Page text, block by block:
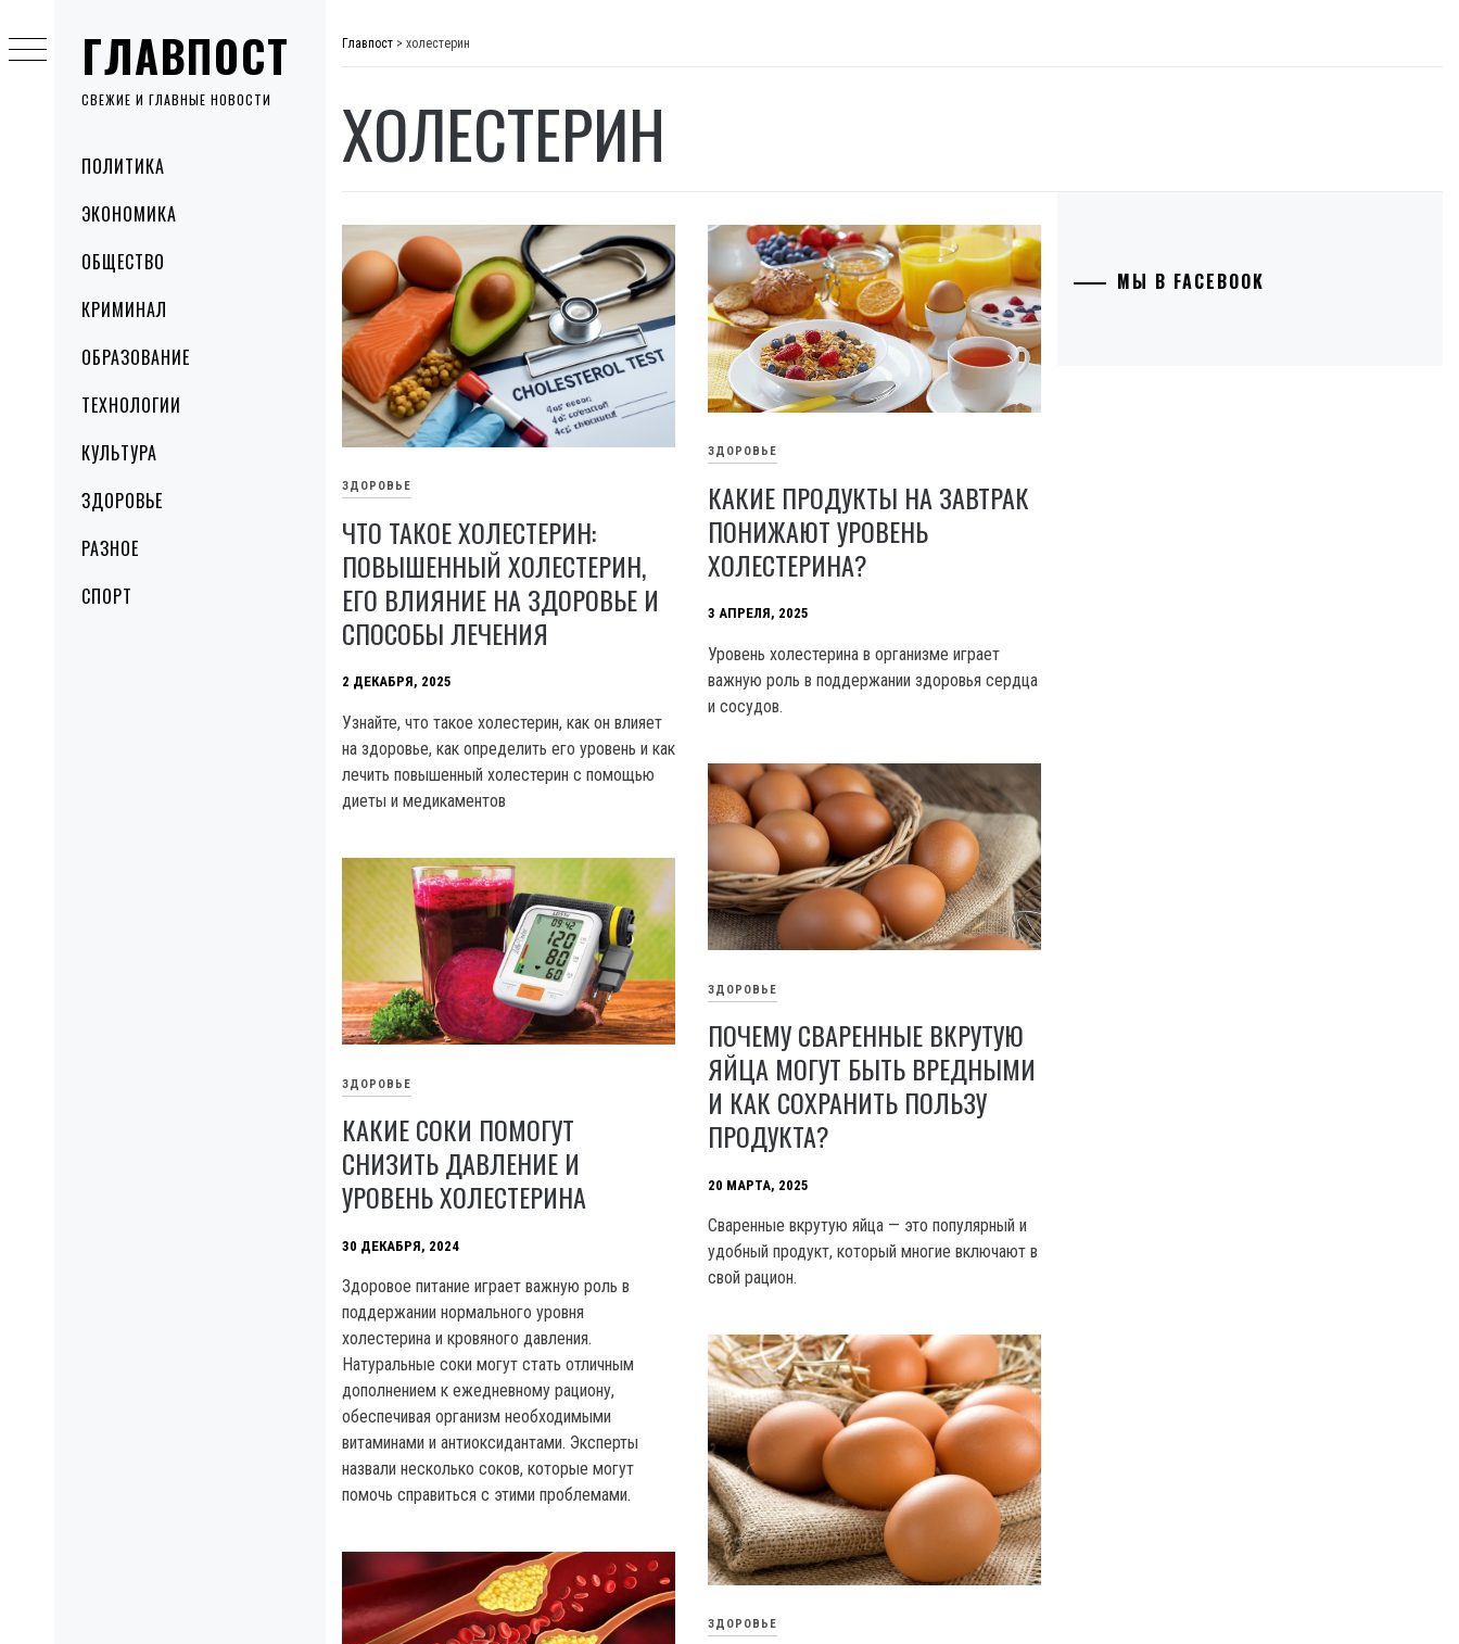
ГЛАВПОСТ
СВЕЖИЕ И ГЛАВНЫЕ НОВОСТИ
MenuПОЛИТИКА
ЭКОНОМИКА
ОБЩЕСТВО
КРИМИНАЛ
ОБРАЗОВАНИЕ
ТЕХНОЛОГИИ
КУЛЬТУРА
ЗДОРОВЬЕ
РАЗНОЕ
СПОРТ
to
content
Главпост > холестерин
ХОЛЕСТЕРИН
ЗДОРОВЬЕ
ЧТО ТАКОЕ ХОЛЕСТЕРИН:
ПОВЫШЕННЫЙ ХОЛЕСТЕРИН,
ЕГО ВЛИЯНИЕ НА ЗДОРОВЬЕ И
СПОСОБЫ ЛЕЧЕНИЯ
2 ДЕКАБРЯ, 2025
Узнайте, что такое холестерин, как он влияет
на здоровье, как определить его уровень и как
лечить повышенный холестерин с помощью
диеты и медикаментов
ЗДОРОВЬЕ
КАКИЕ ПРОДУКТЫ НА ЗАВТРАК
ПОНИЖАЮТ УРОВЕНЬ
ХОЛЕСТЕРИНА?
3 АПРЕЛЯ, 2025
Уровень холестерина в организме играет
важную роль в поддержании здоровья сердца
и сосудов.
ЗДОРОВЬЕ
ПОЧЕМУ СВАРЕННЫЕ ВКРУТУЮ
ЯЙЦА МОГУТ БЫТЬ ВРЕДНЫМИ
И КАК СОХРАНИТЬ ПОЛЬЗУ
ПРОДУКТА?
20 МАРТА, 2025
Сваренные вкрутую яйца — это популярный и
удобный продукт, который многие включают в
свой рацион.
ЗДОРОВЬЕ
КАКИЕ СОКИ ПОМОГУТ
СНИЗИТЬ ДАВЛЕНИЕ И
УРОВЕНЬ ХОЛЕСТЕРИНА
30 ДЕКАБРЯ, 2024
Здоровое питание играет важную роль в
поддержании нормального уровня
холестерина и кровяного давления.
Натуральные соки могут стать отличным
дополнением к ежедневному рациону,
обеспечивая организм необходимыми
витаминами и антиоксидантами. Эксперты
назвали несколько соков, которые могут
помочь справиться с этими проблемами.
ЗДОРОВЬЕ
МЫ В FACEBOOK